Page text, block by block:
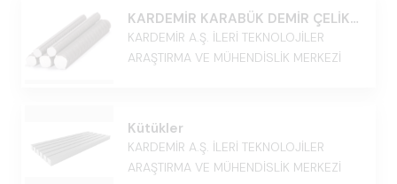
KARDEMİR KARABÜK DEMİR ÇELİK
SANAYİ VE TİCARET ANONİM
ŞİRKETİ
KARDEMİR A.Ş. İLERİ TEKNOLOJİLER
ARAŞTIRMA VE MÜHENDİSLİK MERKEZİ
Kütükler
KARDEMİR A.Ş. İLERİ TEKNOLOJİLER
ARAŞTIRMA VE MÜHENDİSLİK MERKEZİ